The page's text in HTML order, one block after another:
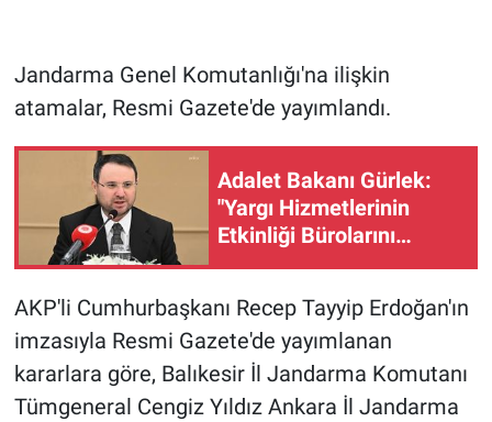
Jandarma Genel Komutanlığı'na ilişkin
atamalar, Resmi Gazete'de yayımlandı.
Adalet Bakanı Gürlek:
"Yargı Hizmetlerinin
Etkinliği Bürolarını
AKP'li Cumhurbaşkanı Recep Tayyip Erdoğan'ın
imzasıyla Resmi Gazete'de yayımlanan
kararlara göre, Balıkesir İl Jandarma Komutanı
Tümgeneral Cengiz Yıldız Ankara İl Jandarma
Günün görüntüsü
Haber
İlan
Kimdir
Koronavirüs
Kültür Sanat